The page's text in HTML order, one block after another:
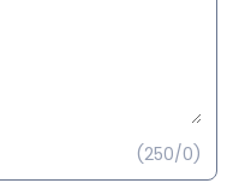
(250/0)